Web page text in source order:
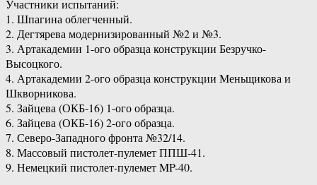
Участники испытаний:
1. Шпагина облегченный.
2. Дегтярева модернизированный №2 и №3.
3. Артакадемии 1-ого образца конструкции Безручко-
Высоцкого.
4. Артакадемии 2-ого образца конструкции Меньщикова и
Шкворникова.
5. Зайцева (ОКБ-16) 1-ого образца.
6. Зайцева (ОКБ-16) 2-ого образца.
7. Северо-Западного фронта №32/14.
8. Массовый пистолет-пулемет ППШ-41.
9. Немецкий пистолет-пулемет MP-40.